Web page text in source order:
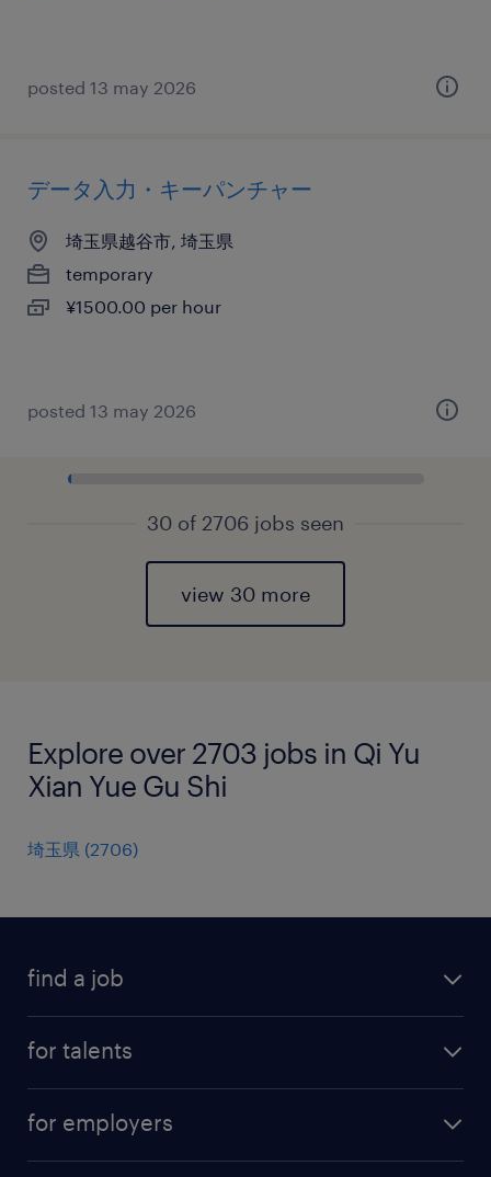
posted 13 may 2026
データ入力・キーパンチャー
埼玉県越谷市, 埼玉県
temporary
¥1500.00 per hour
posted 13 may 2026
30 of 2706 jobs seen
view 30 more
Explore over 2703 jobs in Qi Yu
Xian Yue Gu Shi
埼玉県 (2706)
find a job
for talents
professional career
for employers